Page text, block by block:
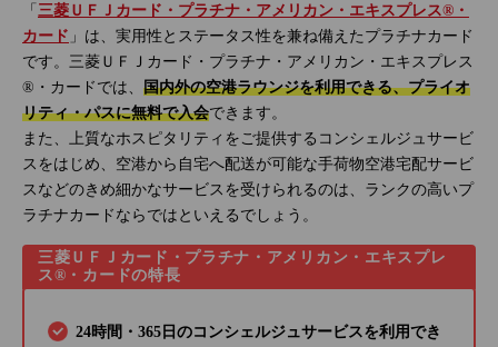
「 三菱ＵＦＪカード・プラチナ・アメリカン・エキスプレス®・
カード 」は、実用性とステータス性を兼ね備えたプラチナカード
です。三菱ＵＦＪカード・プラチナ・アメリカン・エキスプレス
®・カードでは、 国内外の空港ラウンジを利用できる、プライオ
リティ・パスに無料で入会できます。
また、上質なホスピタリティをご提供するコンシェルジュサービ
スをはじめ、空港から自宅へ配送が可能な手荷物空港宅配サービ
スなどのきめ細かなサービスを受けられるのは、ランクの高いプ
ラチナカードならではといえるでしょう。
三菱ＵＦＪカード・プラチナ・アメリカン・エキスプレ
ス®・カードの特長
24時間・365日のコンシェルジュサービスを利用でき